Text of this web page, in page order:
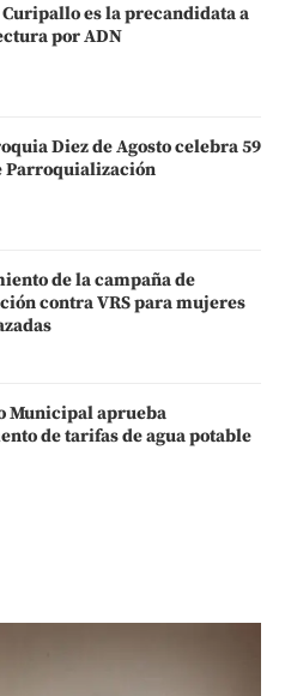
es la precandidata a
por ADN
Diez de Agosto celebra 59
Parroquialización
de la campaña de
contra VRS para mujeres
Municipal aprueba
de tarifas de agua potable